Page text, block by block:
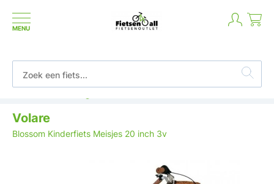
MENU
Volare
Blossom Kinderfiets Meisjes 20 inch 3v